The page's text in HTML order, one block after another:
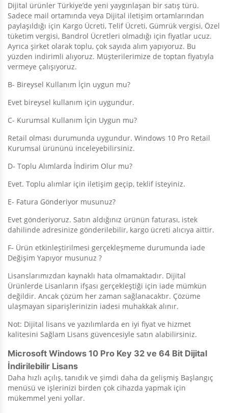
Dijital ürünler Türkiye’de yeni yaygınlaşan bir satış türü.
Sadece mail ortamında veya Dijital iletişim ortamlarından
paylaşıldığı için Kargo Ücreti, Telif Ücreti, Gümrük vergisi, Özel
tüketim vergisi, Bandrol Ücretleri olmadığı için fiyatlar ucuz.
Ayrıca şirket olarak toplu, çok sayıda alım yapıyoruz. Bu
yüzden indirimli alıyoruz. Müşterilerimize de toptan fiyatıyla
vermeye çalışıyoruz.
B- Bireysel Kullanım İçin uygun mu?
Evet bireysel kullanım için uygundur.
C- Kurumsal Kullanım İçin Uygun mu?
Retail olması durumunda uygundur. Windows 10 Pro Retail
Kurumsal ürününü inceleyebilirsiniz.
D- Toplu Alımlarda İndirim Olur mu?
Evet. Toplu alımlar için iletişim geçip, teklif isteyiniz.
E- Fatura Gönderiyor musunuz?
Evet gönderiyoruz. Satın aldığınız ürünün faturası, istek
dahilinde adresinize gönderilebilir, kargo ücreti alıcıya aittir.
F- Ürün etkinleştirilmesi gerçekleşmeme durumunda iade
Değişim Yapıyor musunuz ?
Lisanslarımızdan kaynaklı hata olmamaktadır. Dijital
Ürünlerde Lisanların ifşası gerçekleştiği için iade mümkün
değildir. Ancak çözüm her zaman sağlanacaktır. Çözüme
ulaşmayan siparişlerinizin iadesi muhakkak alınır.
Not: Dijital lisans ve yazılımlarda en iyi fiyat ve hizmet
kalitesini Sağlam Lisans güvencesiyle satın alabilirsiniz.
Microsoft Windows 10 Pro Key 32 ve 64 Bit Dijital
İndirilebilir Lisans
Daha hızlı açılış, tanıdık ve şimdi daha da gelişmiş Başlangıç
menüsü ve işlerinizi birden çok cihazda yapmak için
mükemmel yeni yollar.